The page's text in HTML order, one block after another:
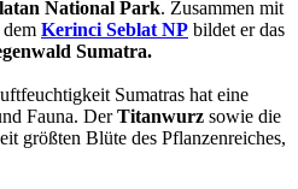
National Park. Zusammen mit
Kerinci Seblat NP bildet er das
Sumatra.
Sumatras hat eine
Fauna. DerTitanwurz sowie die
größten Blüte des Pflanzenreiches,